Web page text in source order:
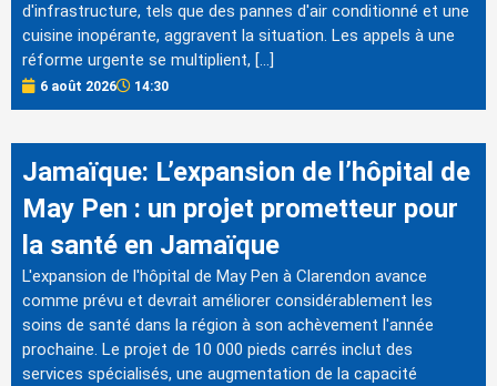
d'infrastructure, tels que des pannes d'air conditionné et une
cuisine inopérante, aggravent la situation. Les appels à une
réforme urgente se multiplient, […]
6 août 2026 14:30
Jamaïque: L’expansion de l’hôpital de
May Pen : un projet prometteur pour
la santé en Jamaïque
L'expansion de l'hôpital de May Pen à Clarendon avance
comme prévu et devrait améliorer considérablement les
soins de santé dans la région à son achèvement l'année
prochaine. Le projet de 10 000 pieds carrés inclut des
services spécialisés, une augmentation de la capacité